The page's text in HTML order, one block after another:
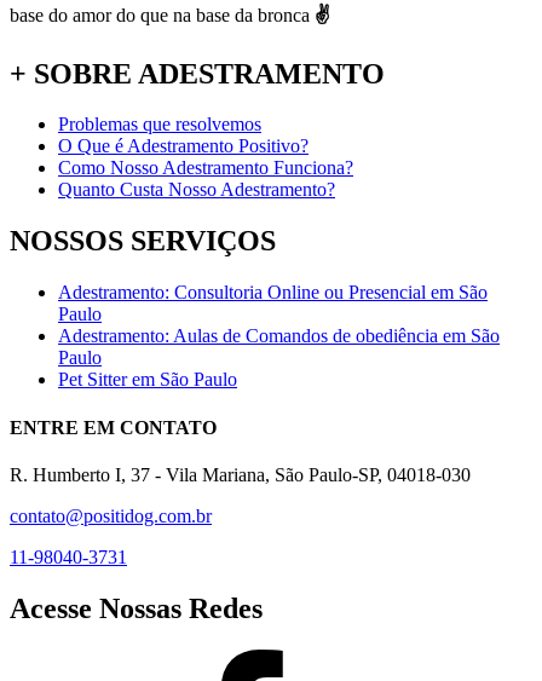
base do amor do que na base da bronca ✌
+ SOBRE ADESTRAMENTO
Problemas que resolvemos
O Que é Adestramento Positivo?
Como Nosso Adestramento Funciona?
Quanto Custa Nosso Adestramento?
NOSSOS SERVIÇOS
Adestramento: Consultoria Online ou Presencial em São
Paulo
Adestramento: Aulas de Comandos de obediência em São
Paulo
Pet Sitter em São Paulo
ENTRE EM CONTATO
R. Humberto I, 37 - Vila Mariana, São Paulo-SP, 04018-030
contato@positidog.com.br
11-98040-3731
Acesse Nossas Redes